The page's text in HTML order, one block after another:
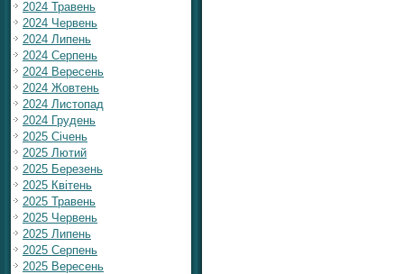
2024 Травень
2024 Червень
2024 Липень
2024 Серпень
2024 Вересень
2024 Жовтень
2024 Листопад
2024 Грудень
2025 Січень
2025 Лютий
2025 Березень
2025 Квітень
2025 Травень
2025 Червень
2025 Липень
2025 Серпень
2025 Вересень